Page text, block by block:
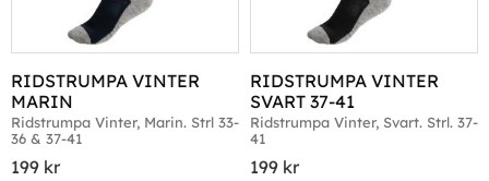
RIDSTRUMPA VINTER
MARIN
​Ridstrumpa Vinter, Marin. Strl 33-
36 & 37-41
199 kr
RIDSTRUMPA VINTER
SVART 37-41
Ridstrumpa Vinter, Svart. Strl. 37-
41
199 kr